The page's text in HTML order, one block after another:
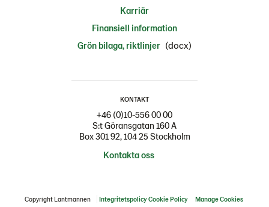
Karriär
Finansiell information
Grön bilaga, riktlinjer (docx)
KONTAKT
+46 (0)10-556 00 00
S:t Göransgatan 160 A
Box 301 92, 104 25 Stockholm
Kontakta oss
Copyright Lantmannen Integritetspolicy Cookie Policy Manage Cookies